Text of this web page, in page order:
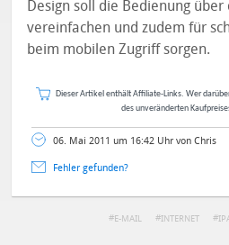
Design soll die Bedienung über
vereinfachen und zudem für
beim mobilen Zugriff sorgen.
Dieser Artikel enthält Affiliate-Links. Wer
des unveränderten
06. Mai 2011 um 16:42 Uhr von Chris
Fehler gefunden?
E-MAIL INTERNET